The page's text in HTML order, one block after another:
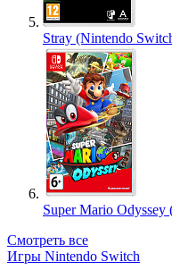
Stray (Nintendo
Super Mario Odyssey
Смотреть все
Игры Nintendo Switch